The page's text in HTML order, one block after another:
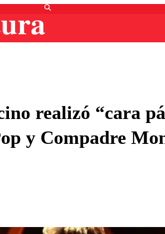
realizó “cara
y Compadre